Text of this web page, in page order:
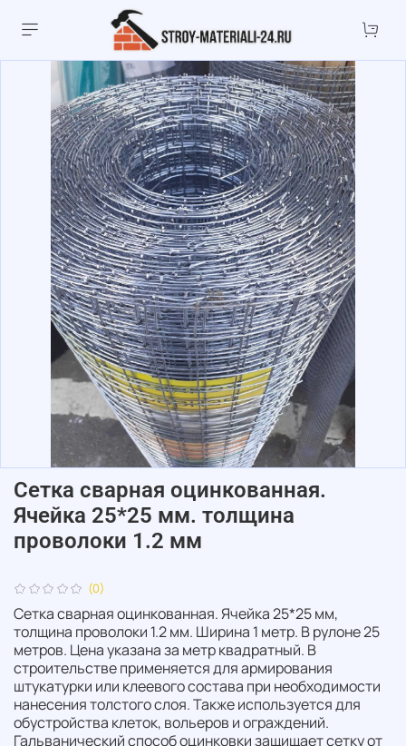
(0)
Сетка сварная оцинкованная.
Ячейка 25*25 мм. толщина
проволоки 1.2 мм
Сетка сварная оцинкованная. Ячейка 25*25 мм,
толщина проволоки 1.2 мм. Ширина 1 метр. В рулоне 25
метров. Цена указана за метр квадратный. В
строительстве применяется для армирования
штукатурки или клеевого состава при необходимости
нанесения толстого слоя. Также используется для
обустройства клеток, вольеров и ограждений.
Гальванический способ оцинковки защищает сетку от